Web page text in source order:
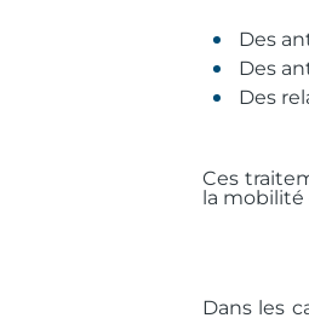
Des
Des
Des
Ces
la mobilité
Dans les